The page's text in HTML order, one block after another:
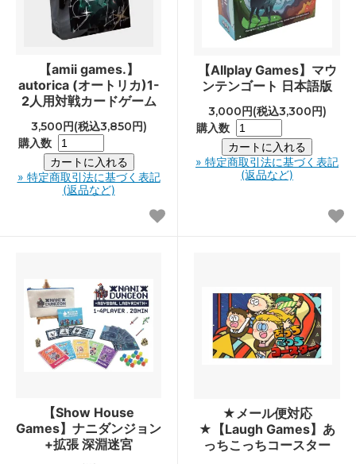
【amii games.】
autorica (オートリカ)1-
2人用対戦カードゲーム
3,500円(税込3,850円)
購入数
» 特定商取引法に基づく表記
(返品など)
【Allplay Games】マウ
ンテンゴート 日本語版
3,000円(税込3,300円)
購入数
» 特定商取引法に基づく表記
(返品など)
【Show House
Games】ナニダンジョン
+拡張 深淵迷宮
★メール便対応
★【Laugh Games】あ
っちこっちコースター